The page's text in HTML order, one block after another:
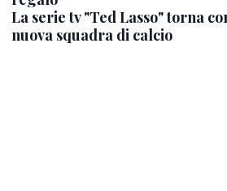
La serie tv "Ted Lasso" torna
nuova squadra di calcio